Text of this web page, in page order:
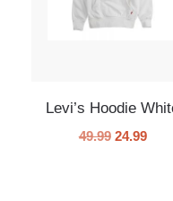
Levi’s Hoodie
49.99 24.99